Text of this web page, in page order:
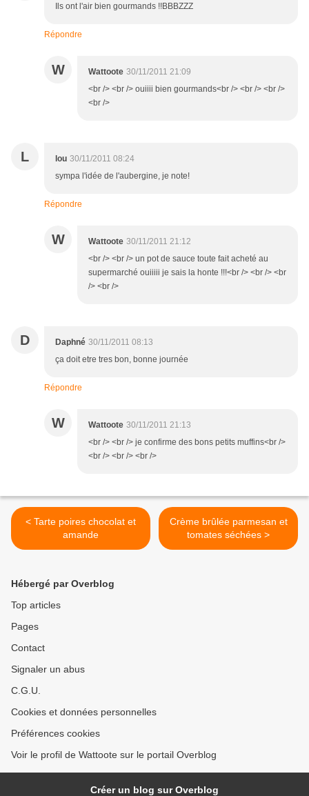
Ils ont l'air bien gourmands !!BBBZZZ
Répondre
W Wattoote 30/11/2011 21:09
<br /> <br /> ouiiii bien gourmands<br /> <br /> <br />
<br />
L lou 30/11/2011 08:24
sympa l'idée de l'aubergine, je note!
Répondre
W Wattoote 30/11/2011 21:12
<br /> <br /> un pot de sauce toute fait acheté au
supermarché ouiiiii je sais la honte !!!<br /> <br /> <br
/> <br />
D Daphné 30/11/2011 08:13
ça doit etre tres bon, bonne journée
Répondre
W Wattoote 30/11/2011 21:13
<br /> <br /> je confirme des bons petits muffins<br />
<br /> <br /> <br />
< Tarte poires chocolat et
amande
Crème brûlée parmesan et
tomates séchées >
Hébergé par Overblog
Top articles
Pages
Contact
Signaler un abus
C.G.U.
Cookies et données personnelles
Préférences cookies
Voir le profil de Wattoote sur le portail Overblog
Créer un blog sur Overblog